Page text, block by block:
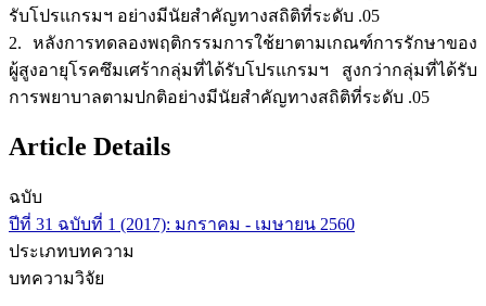
รับโปรแกรมฯ อย่างมีนัยสำคัญทางสถิติที่ระดับ .05
2. หลังการทดลองพฤติกรรมการใช้ยาตามเกณฑ์การรักษาของ
ผู้สูงอายุโรคซึมเศร้ากลุ่มที่ได้รับโปรแกรมฯ สูงกว่ากลุ่มที่ได้รับ
การพยาบาลตามปกติอย่างมีนัยสำคัญทางสถิติที่ระดับ .05
Article Details
ฉบับ
ปีที่ 31 ฉบับที่ 1 (2017): มกราคม - เมษายน 2560
ประเภทบทความ
บทความวิจัย